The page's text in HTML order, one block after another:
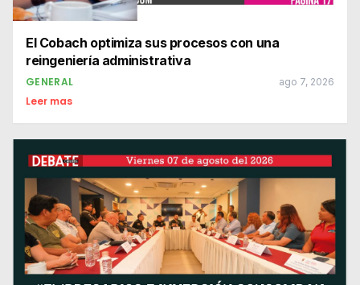
El Cobach optimiza sus procesos con una
reingeniería administrativa
GENERAL ago 7, 2026
Leer mas